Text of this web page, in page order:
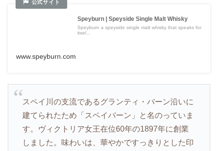
Speyburn | Speyside Single Malt Whisky
Speyburn a speyside single malt whisky that speaks for
itsel...
www.speyburn.com
スペイ川の支流であるグランティ・バーン沿いに
建てられたため「スペイバーン」と名のっていま
す。
ヴィクトリア女王在位60年の1897年に創業
しました。味わいは、華やかですっきりとした印